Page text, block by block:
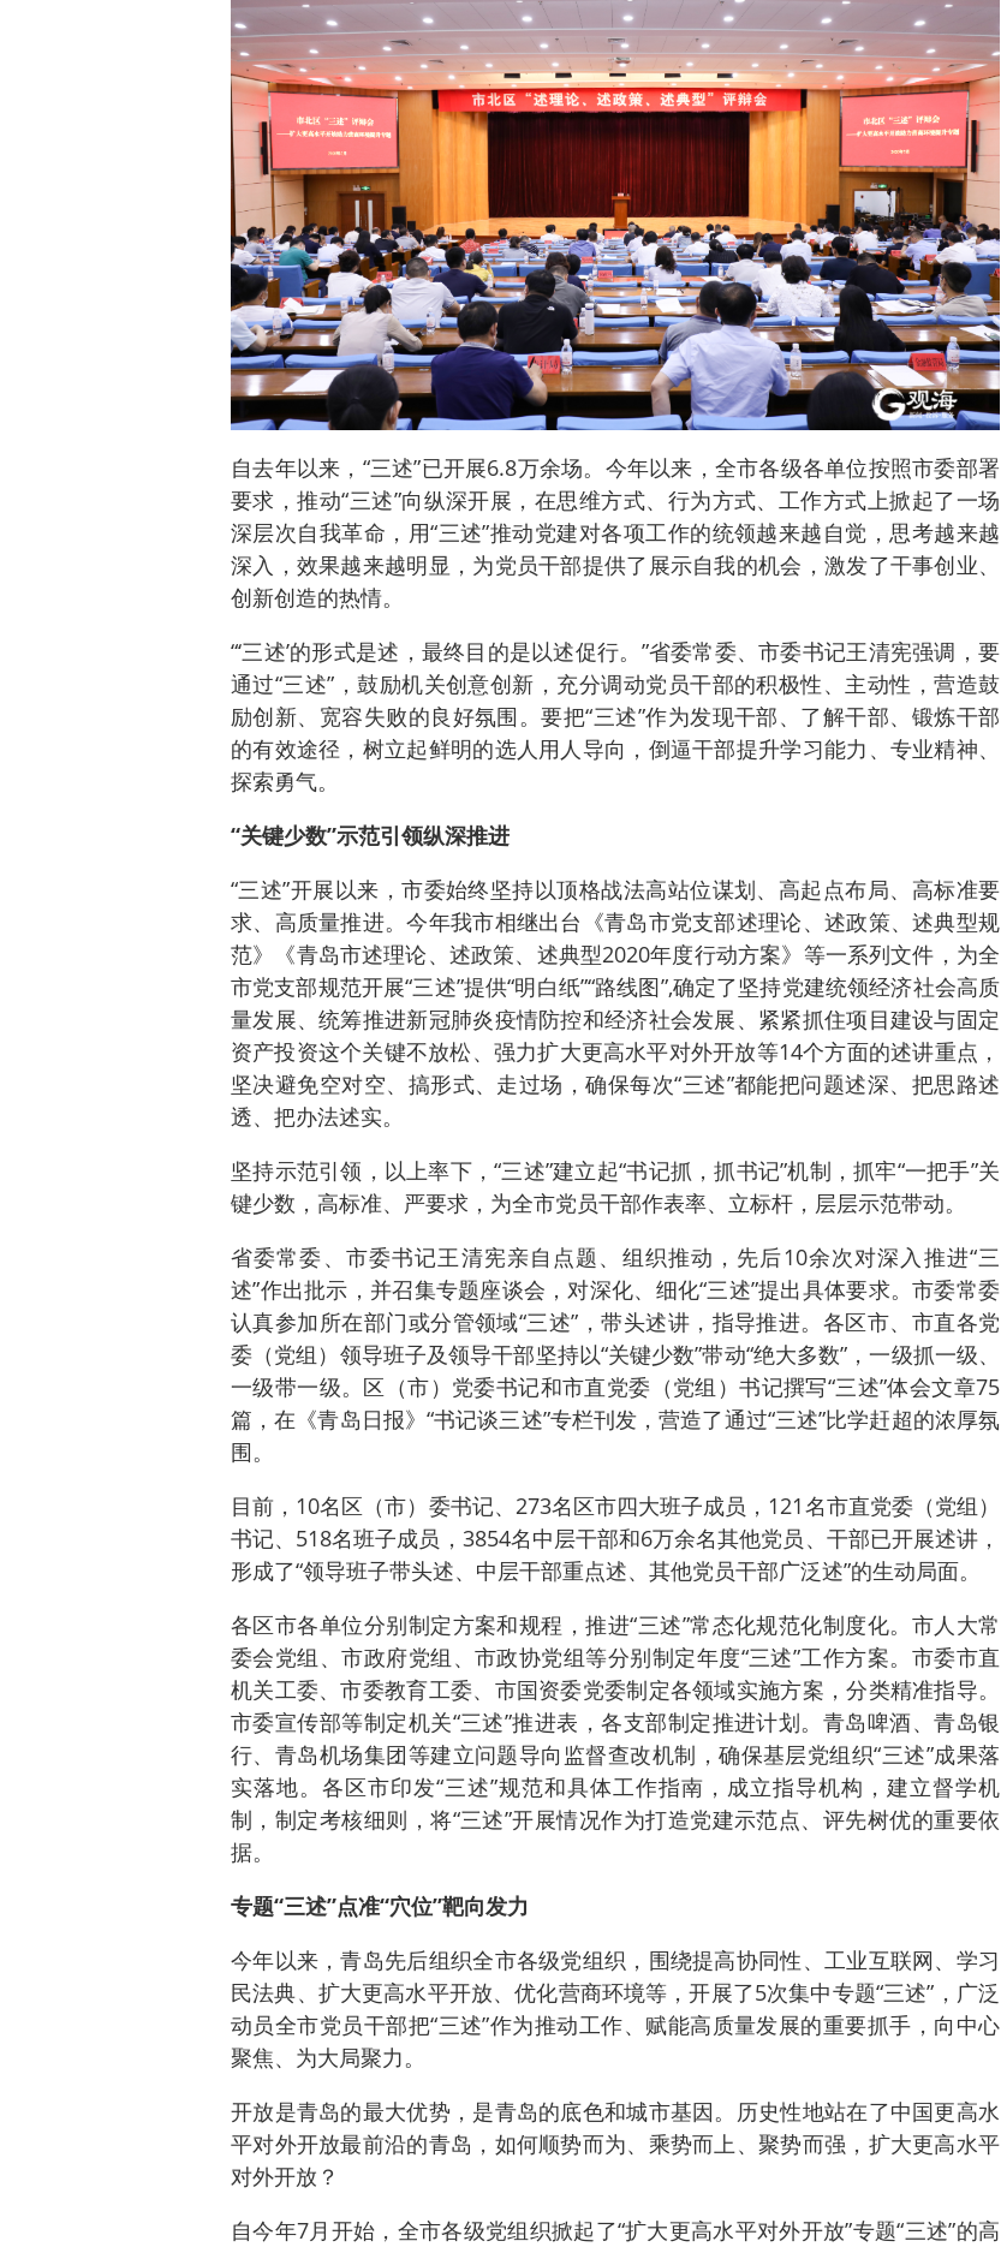
自去年以来，“三述”已开展6.8万余场。今年以来，全市各级各单位按照市委部署
要求，推动“三述”向纵深开展，在思维方式、行为方式、工作方式上掀起了一场
深层次自我革命，用“三述”推动党建对各项工作的统领越来越自觉，思考越来越
深入，效果越来越明显，为党员干部提供了展示自我的机会，激发了干事创业、
创新创造的热情。
“‘三述’的形式是述，最终目的是以述促行。”省委常委、市委书记王清宪强调，要
通过“三述”，鼓励机关创意创新，充分调动党员干部的积极性、主动性，营造鼓
励创新、宽容失败的良好氛围。要把“三述”作为发现干部、了解干部、锻炼干部
的有效途径，树立起鲜明的选人用人导向，倒逼干部提升学习能力、专业精神、
探索勇气。
“关键少数”示范引领纵深推进
“三述”开展以来，市委始终坚持以顶格战法高站位谋划、高起点布局、高标准要
求、高质量推进。今年我市相继出台《青岛市党支部述理论、述政策、述典型规
范》《青岛市述理论、述政策、述典型2020年度行动方案》等一系列文件，为全
市党支部规范开展“三述”提供“明白纸”“路线图”,确定了坚持党建统领经济社会高质
量发展、统筹推进新冠肺炎疫情防控和经济社会发展、紧紧抓住项目建设与固定
资产投资这个关键不放松、强力扩大更高水平对外开放等14个方面的述讲重点，
坚决避免空对空、搞形式、走过场，确保每次“三述”都能把问题述深、把思路述
透、把办法述实。
坚持示范引领，以上率下，“三述”建立起“书记抓，抓书记”机制，抓牢“一把手”关
键少数，高标准、严要求，为全市党员干部作表率、立标杆，层层示范带动。
省委常委、市委书记王清宪亲自点题、组织推动，先后10余次对深入推进“三
述”作出批示，并召集专题座谈会，对深化、细化“三述”提出具体要求。市委常委
认真参加所在部门或分管领域“三述”，带头述讲，指导推进。各区市、市直各党
委（党组）领导班子及领导干部坚持以“关键少数”带动“绝大多数”，一级抓一级、
一级带一级。区（市）党委书记和市直党委（党组）书记撰写“三述”体会文章75
篇，在《青岛日报》“书记谈三述”专栏刊发，营造了通过“三述”比学赶超的浓厚氛
围。
目前，10名区（市）委书记、273名区市四大班子成员，121名市直党委（党组）
书记、518名班子成员，3854名中层干部和6万余名其他党员、干部已开展述讲，
形成了“领导班子带头述、中层干部重点述、其他党员干部广泛述”的生动局面。
各区市各单位分别制定方案和规程，推进“三述”常态化规范化制度化。市人大常
委会党组、市政府党组、市政协党组等分别制定年度“三述”工作方案。市委市直
机关工委、市委教育工委、市国资委党委制定各领域实施方案，分类精准指导。
市委宣传部等制定机关“三述”推进表，各支部制定推进计划。青岛啤酒、青岛银
行、青岛机场集团等建立问题导向监督查改机制，确保基层党组织“三述”成果落
实落地。各区市印发“三述”规范和具体工作指南，成立指导机构，建立督学机
制，制定考核细则，将“三述”开展情况作为打造党建示范点、评先树优的重要依
据。
专题“三述”点准“穴位”靶向发力
今年以来，青岛先后组织全市各级党组织，围绕提高协同性、工业互联网、学习
民法典、扩大更高水平开放、优化营商环境等，开展了5次集中专题“三述”，广泛
动员全市党员干部把“三述”作为推动工作、赋能高质量发展的重要抓手，向中心
聚焦、为大局聚力。
开放是青岛的最大优势，是青岛的底色和城市基因。历史性地站在了中国更高水
平对外开放最前沿的青岛，如何顺势而为、乘势而上、聚势而强，扩大更高水平
对外开放？
自今年7月开始，全市各级党组织掀起了“扩大更高水平对外开放”专题“三述”的高